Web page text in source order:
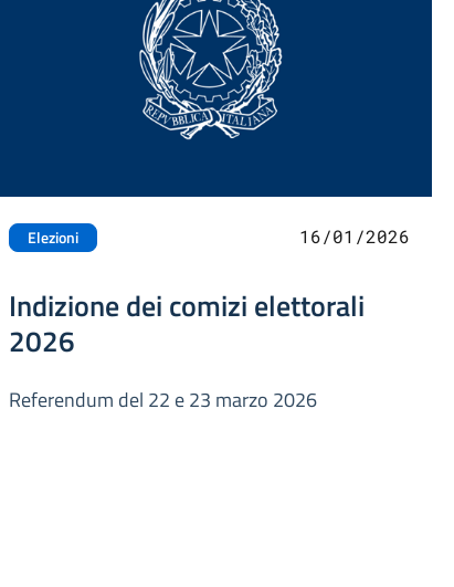
Elezioni 16/01/2026
Indizione dei comizi elettorali
2026
Referendum del 22 e 23 marzo 2026